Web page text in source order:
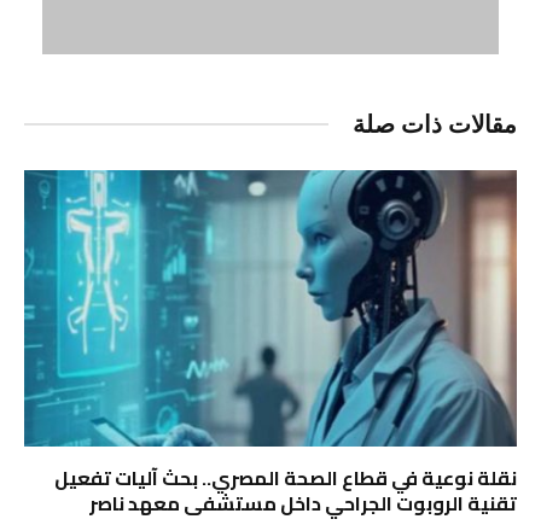
مقالات ذات صلة
نقلة نوعية في قطاع الصحة المصري.. بحث آليات تفعيل
تقنية الروبوت الجراحي داخل مستشفى معهد ناصر